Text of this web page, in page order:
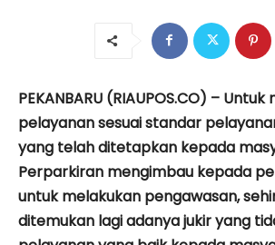
PEKANBARU (RIAUPOS.CO) –
pelayanan sesuai standar
yang telah ditetapkan kepada
Perparkiran mengimbau kepada
untuk melakukan pengawasan,
ditemukan lagi adanya jukir yang